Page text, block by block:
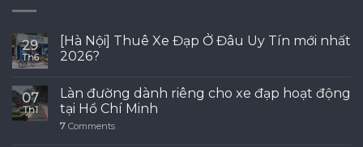
29
Th6
[Hà Nội] Thuê Xe Đạp Ở Đâu Uy Tín mới nhất
2026?
07
Th1
Làn đường dành riêng cho xe đạp hoạt động
tại Hồ Chí Minh
7 Comments